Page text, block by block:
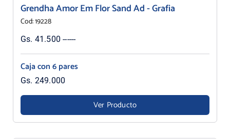
Grendha Amor Em Flor Sand Ad - Grafia
Cod: 19228
Gs. 41.500 ------
Caja con 6 pares
Gs. 249.000
Ver Producto